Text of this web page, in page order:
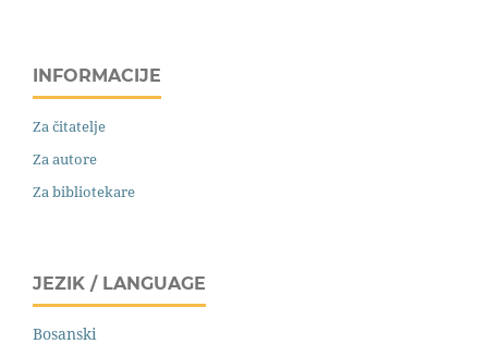
INFORMACIJE
Za čitatelje
Za autore
Za bibliotekare
JEZIK / LANGUAGE
Bosanski